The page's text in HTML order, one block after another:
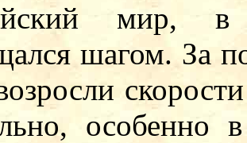
мир, в
шагом. За
особенно